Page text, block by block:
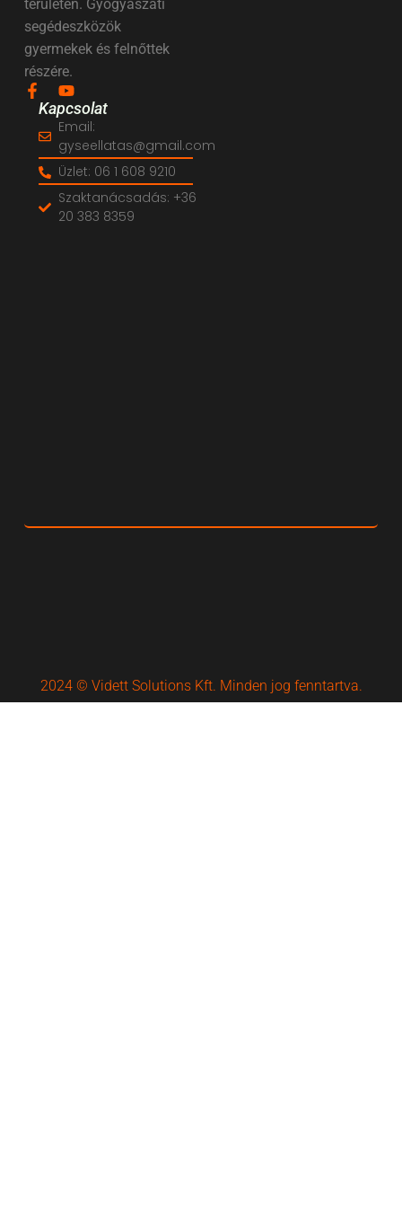
területén. Gyógyászati
segédeszközök
gyermekek és felnőttek
részére.
Kapcsolat
Email:
gyseellatas@gmail.com
Üzlet: 06 1 608 9210
Szaktanácsadás: +36
20 383 8359
2024 © Vidett Solutions Kft. Minden jog fenntartva.